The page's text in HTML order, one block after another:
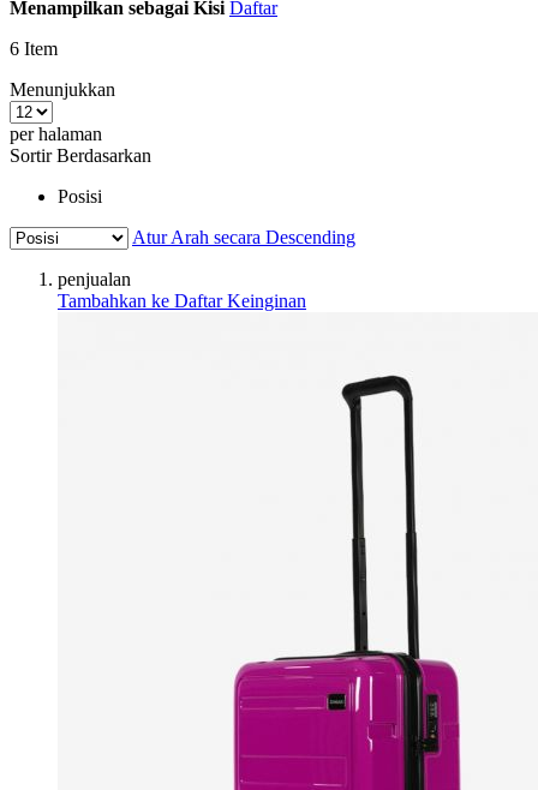
Menampilkan sebagai Kisi Daftar
6 Item
Menunjukkan
per halaman
Sortir Berdasarkan
Posisi
Atur Arah secara Descending
penjualan
Tambahkan ke Daftar Keinginan